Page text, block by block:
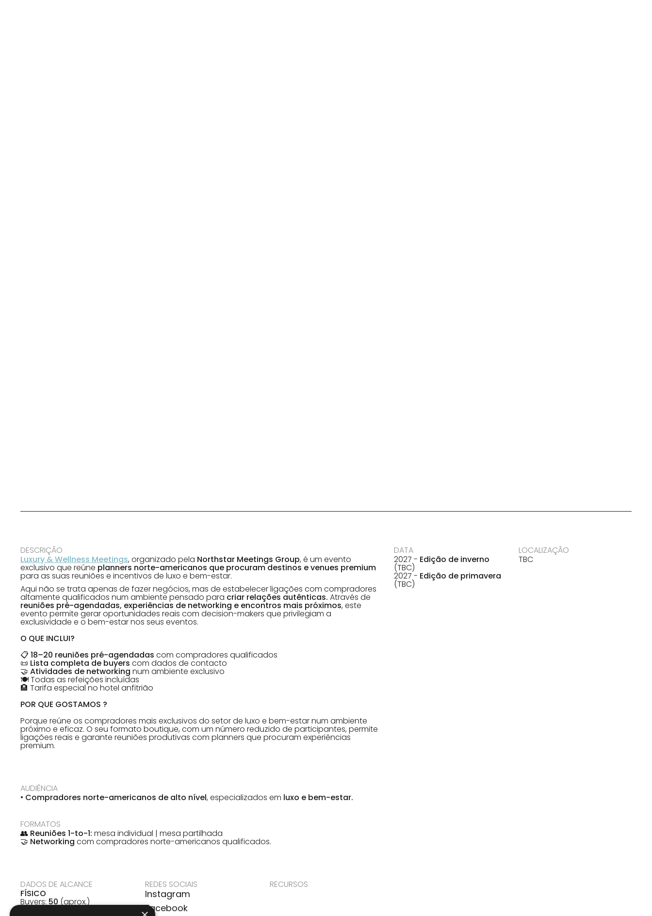
DESCRIÇÃO
Luxury & Wellness Meetings, organizado pela Northstar Meetings Group, é um evento
exclusivo que reúne planners norte-americanos que procuram destinos e venues premium
para as suas reuniões e incentivos de luxo e bem-estar.
Aqui não se trata apenas de fazer negócios, mas de estabelecer ligações com compradores
altamente qualificados num ambiente pensado para criar relações autênticas. Através de
reuniões pré-agendadas, experiências de networking e encontros mais próximos, este
evento permite gerar oportunidades reais com decision-makers que privilegiam a
exclusividade e o bem-estar nos seus eventos.
O QUE INCLUI?
📋18–20 reuniões pré-agendadas com compradores qualificados
📜 Lista completa de buyers com dados de contacto
🤝 Atividades de networking num ambiente exclusivo
🍽 Todas as refeições incluídas
🏨 Tarifa especial no hotel anfitrião
POR QUE GOSTAMOS ?
Porque reúne os compradores mais exclusivos do setor de luxo e bem-estar num ambiente
próximo e eficaz. O seu formato boutique, com um número reduzido de participantes, permite
ligações reais e garante reuniões produtivas com planners que procuram experiências
premium.
DATA
2027 - Edição de inverno
(TBC)
2027 - Edição de primavera
(TBC)
LOCALIZAÇÃO
TBC
AUDIÊNCIA
• Compradores norte-americanos de alto nível, especializados em luxo e bem-estar.
FORMATOS
👥 Reuniões 1-to-1: mesa individual | mesa partilhada
🤝 Networking com compradores norte-americanos qualificados.
DADOS DE ALCANCE
FÍSICO
Buyers:50(aprox.)
REDES SOCIAIS
Instagram
Facebook
RECURSOS